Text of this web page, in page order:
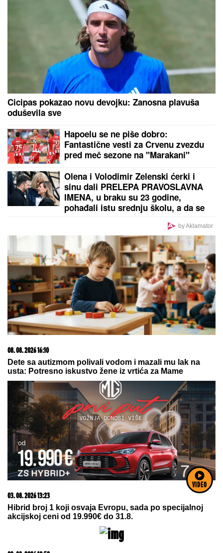
VIDEO
Cicipas pokazao novu devojku: Zanosna plavuša
oduševila sve
Hapoelu se ne piše dobro:
Fantastične vesti za Crvenu zvezdu
pred meč sezone na "Marakani"
Olena i Volodimir Zelenski ćerki i
sinu dali PRELEPA PRAVOSLAVNA
IMENA, u braku su 23 godine,
pohađali istu srednju školu, a da se
by Aklamator
08. 08. 2026 16:10
Dete sa autizmom polivali vodom i mazali mu lak na
usta: Potresno iskustvo žene iz vrtića za Mame
03. 08. 2026 13:23
Hibrid broj 1 koji osvaja Evropu, sada po specijalnoj
akcijskoj ceni od 19.990€ do 31.8.